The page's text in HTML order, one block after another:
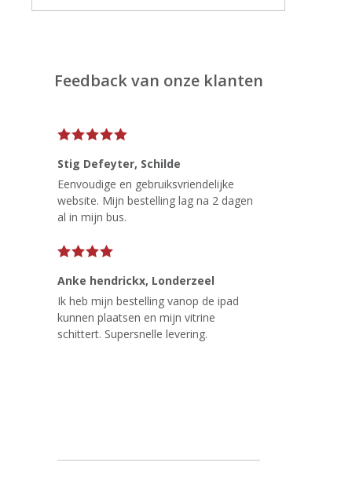
Feedback van onze klanten
Stig Defeyter, Schilde
Eenvoudige en gebruiksvriendelijke
website. Mijn bestelling lag na 2 dagen
al in mijn bus.
Anke hendrickx, Londerzeel
Ik heb mijn bestelling vanop de ipad
kunnen plaatsen en mijn vitrine
schittert. Supersnelle levering.